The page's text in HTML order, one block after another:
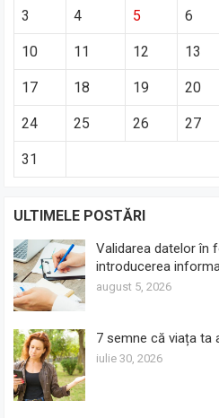
3 4 5 6
10 11 12 13
17 18 19 20
24 25 26 27
31
ULTIMELE POSTĂRI
Validarea datelor în
introducerea
august 5, 2026
7 semne că viața ta
iulie 30, 2026